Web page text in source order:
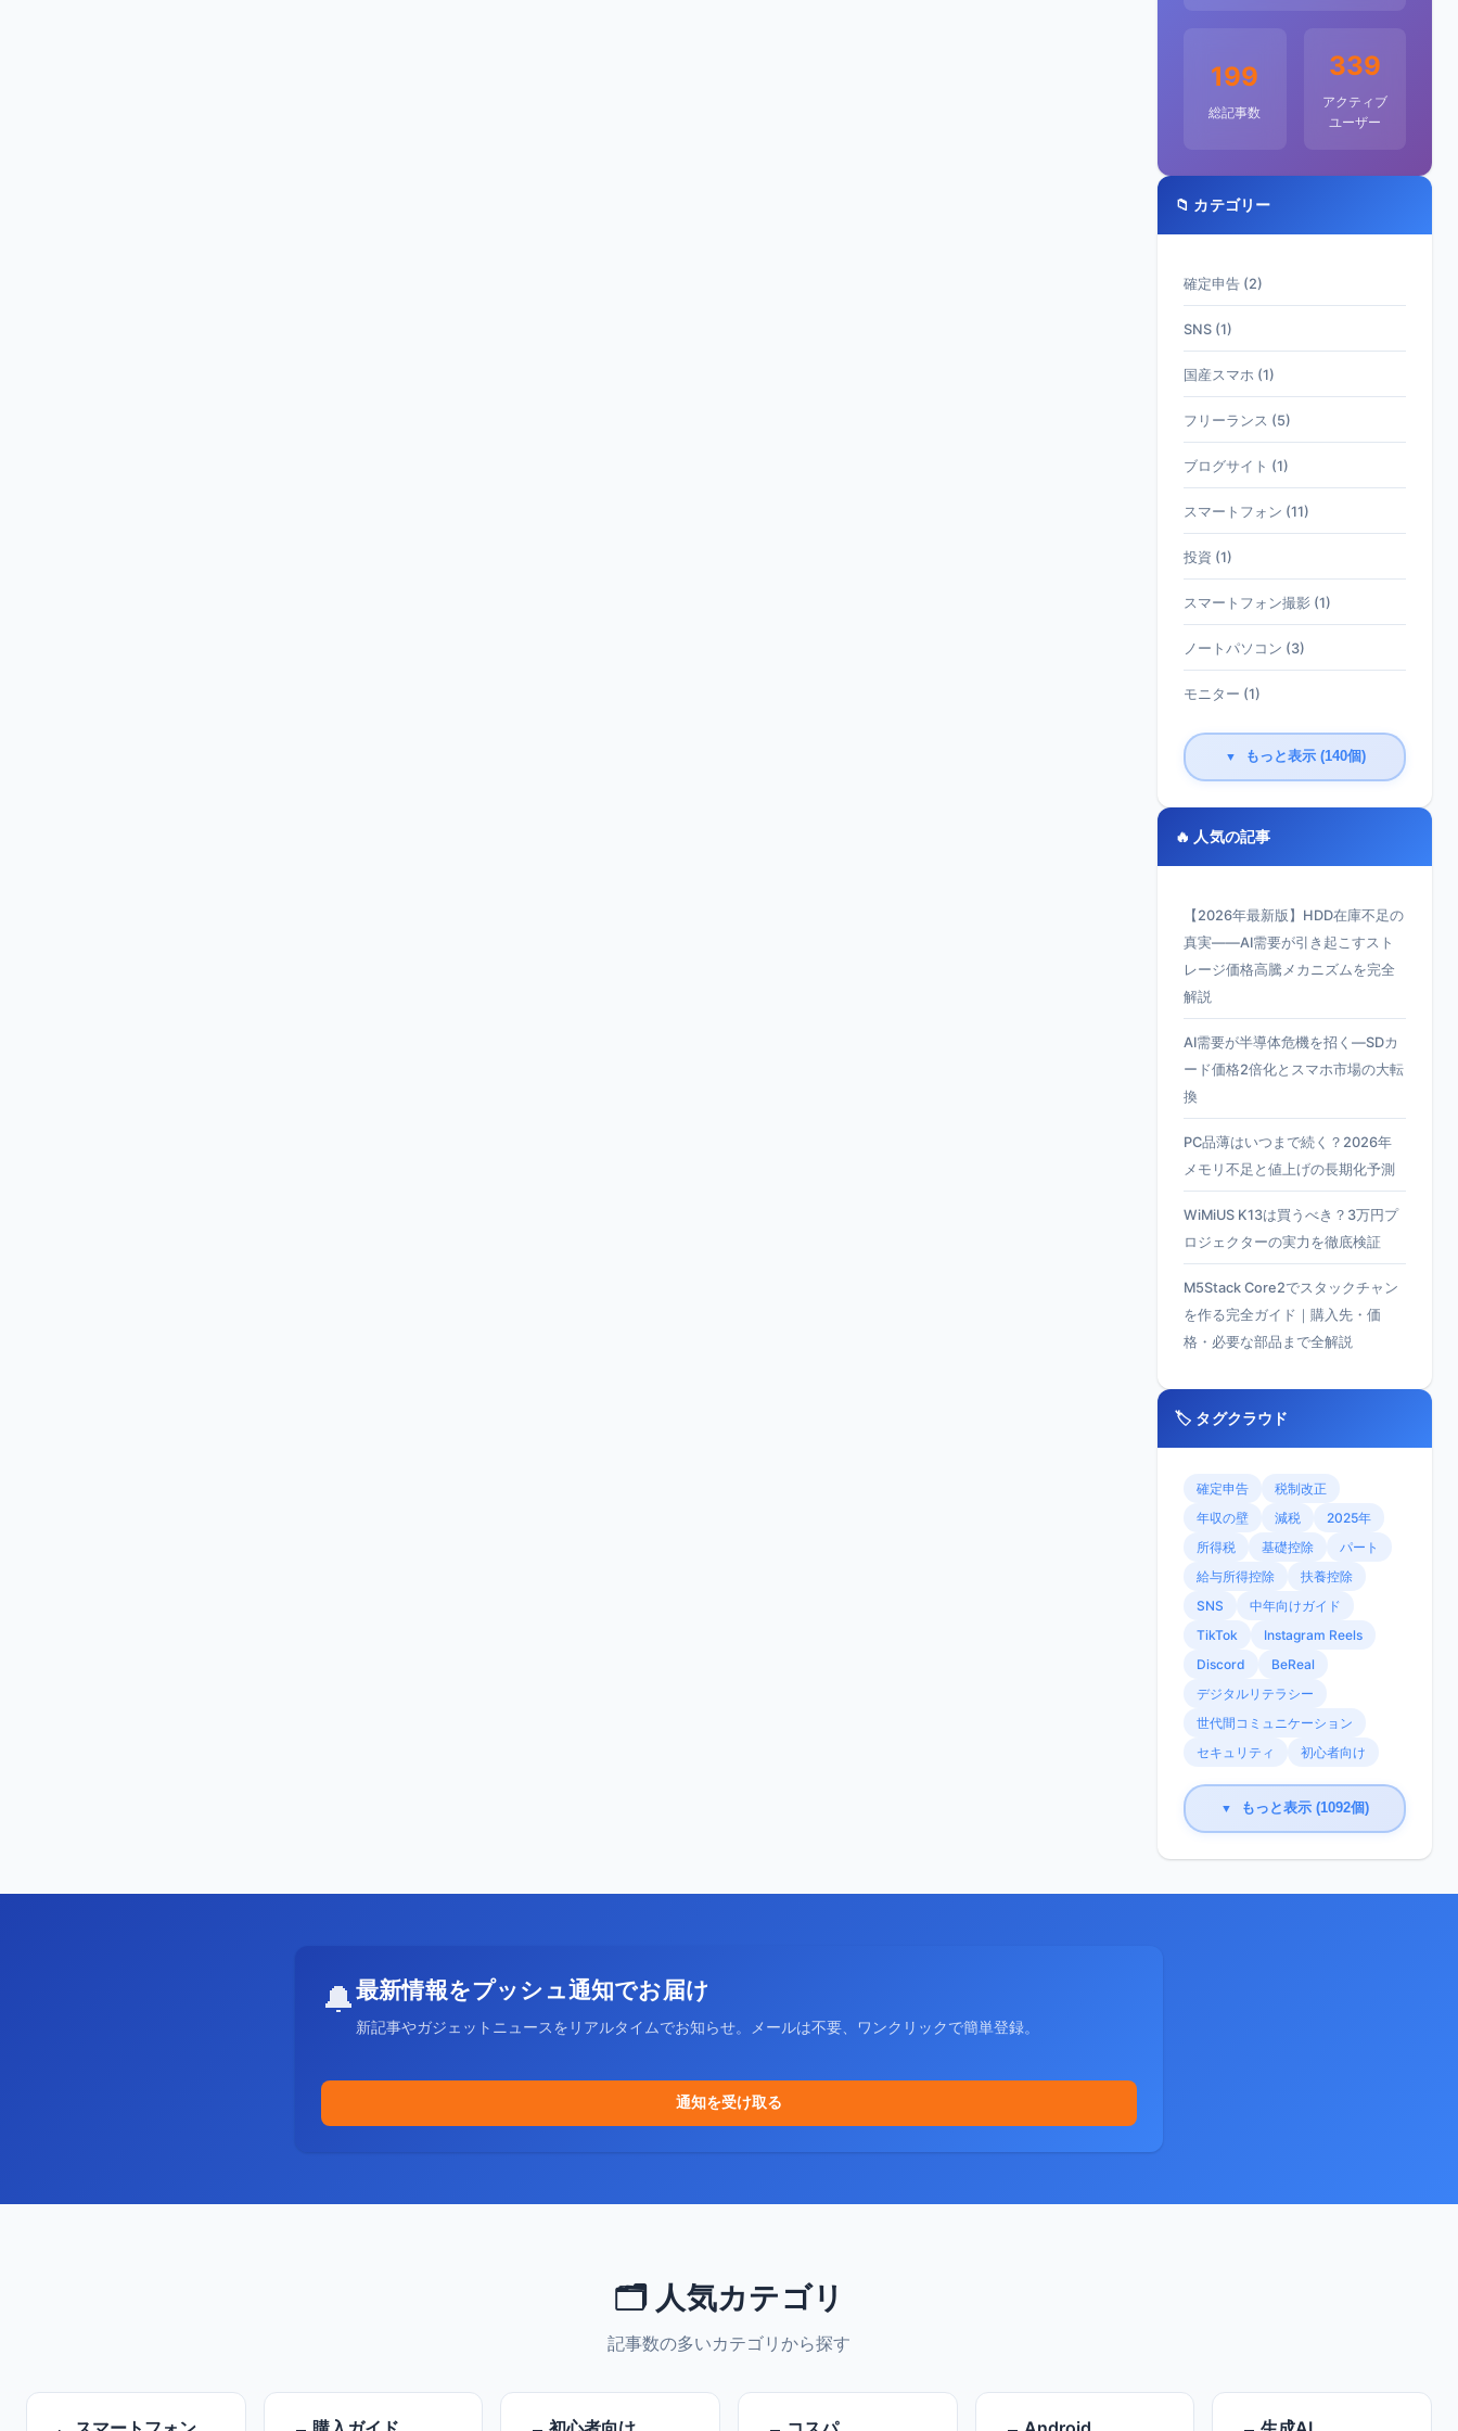
199
総記事数
339
アクティブ
ユーザー
📁 カテゴリー
確定申告 (2)
SNS (1)
国産スマホ (1)
フリーランス (5)
ブログサイト (1)
スマートフォン (11)
投資 (1)
スマートフォン撮影 (1)
ノートパソコン (3)
モニター (1)
▼ もっと表示 (140個)
🔥 人気の記事
【2026年最新版】HDD在庫不足の
真実——AI需要が引き起こすスト
レージ価格高騰メカニズムを完全
解説
AI需要が半導体危機を招く—SDカ
ード価格2倍化とスマホ市場の大転
換
PC品薄はいつまで続く？2026年
メモリ不足と値上げの長期化予測
WiMiUS K13は買うべき？3万円プ
ロジェクターの実力を徹底検証
M5Stack Core2でスタックチャン
を作る完全ガイド｜購入先・価
格・必要な部品まで全解説
🏷️ タグクラウド
確定申告
税制改正
年収の壁
減税
2025年
所得税
基礎控除
パート
給与所得控除
扶養控除
SNS
中年向けガイド
TikTok
Instagram Reels
Discord
BeReal
デジタルリテラシー
世代間コミュニケーション
セキュリティ
初心者向け
▼ もっと表示 (1092個)
🔔最新情報をプッシュ通知でお届け
新記事やガジェットニュースをリアルタイムでお知らせ。メールは不要、ワンクリックで簡単登録。
通知を受け取る
🗂️ 人気カテゴリ
記事数の多いカテゴリから探す